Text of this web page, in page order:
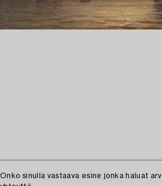
Onko sinulla vastaava esine jonka haluat